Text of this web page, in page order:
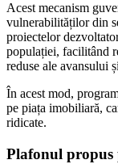
Acest mecanism
vulnerabilităților din
proiectelor
populației, facilitând
reduse ale avansului
În acest mod,
pe piața imobiliară,
ridicate.
Plafonul propus